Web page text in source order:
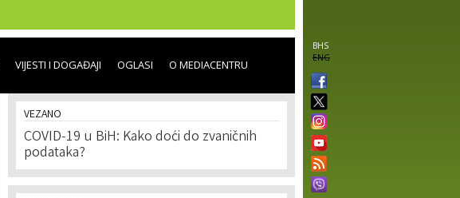
BHS
ENG
VIJESTI I DOGAĐAJI OGLASI O MEDIACENTRU
VEZANO
COVID-19 u BiH: Kako doći do zvaničnih
podataka?